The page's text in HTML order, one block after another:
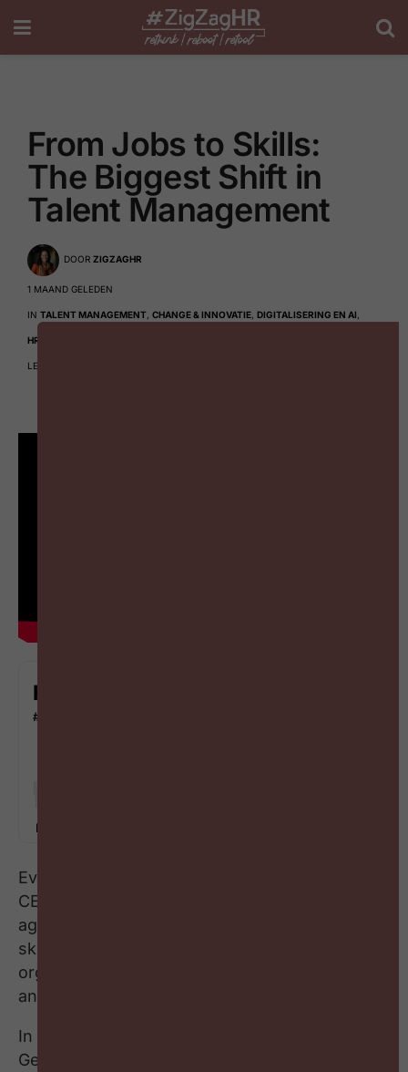
From Jobs to Skills:
The Biggest Shift in
Talent Management
DOOR ZIGZAGHR
1 MAAND GELEDEN
IN TALENT MANAGEMENT, CHANGE & INNOVATIE, DIGITALISERING EN AI,
HR TRENDS
LEESTIJD: 3 MINUTEN
Everyone is talking about skills. HR leaders,
CEOs, analysts and technology vendors all
agree that skills are becoming critical. But if
skills are so important, why are most
organizations still built around jobs, functions
and organizational charts?
In this episode, Lesley Arens sits down with
Geert Van Gucht and Rodolphe de Torquat to